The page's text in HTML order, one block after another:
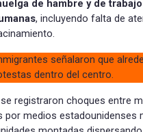
de hambre y de
, incluyendo falta de
señalaron que
dentro del centro.
registraron choques entre
por medios estadounidenses